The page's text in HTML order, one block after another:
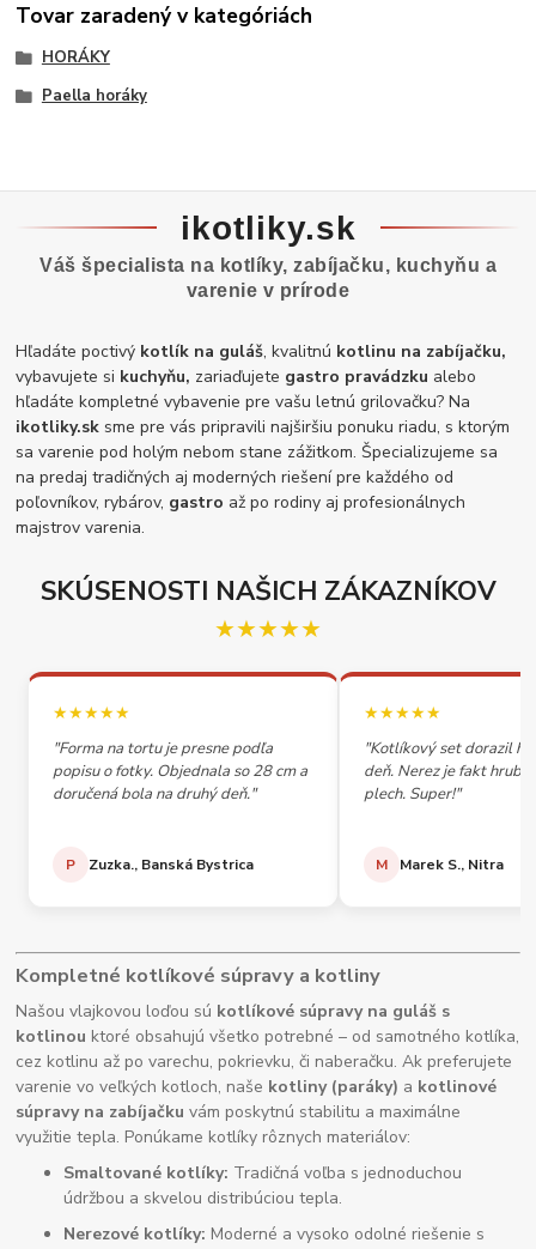
Tovar zaradený v kategóriách
HORÁKY
Paella horáky
ikotliky.sk
Váš špecialista na kotlíky, zabíjačku, kuchyňu a
varenie v prírode
Hľadáte poctivý kotlík na guláš, kvalitnú kotlinu na zabíjačku,
vybavujete si kuchyňu, zariaďujete gastro pravádzku alebo
hľadáte kompletné vybavenie pre vašu letnú grilovačku? Na
ikotliky.sk sme pre vás pripravili najširšiu ponuku riadu, s ktorým
sa varenie pod holým nebom stane zážitkom. Špecializujeme sa
na predaj tradičných aj moderných riešení pre každého od
poľovníkov, rybárov, gastro až po rodiny aj profesionálnych
majstrov varenia.
SKÚSENOSTI NAŠICH ZÁKAZNÍKOV
★★★★★
★★★★★
"Forma na tortu je presne podľa
popisu o fotky. Objednala so 28 cm a
doručená bola na druhý deň."
P Zuzka., Banská Bystrica
★★★★★
"Kotlíkový set dorazil
deň. Nerez je fakt
plech. Super!"
M Marek S., Nitra
Kompletné kotlíkové súpravy a kotliny
Našou vlajkovou loďou sú kotlíkové súpravy na guláš s
kotlinou ktoré obsahujú všetko potrebné – od samotného kotlíka,
cez kotlinu až po varechu, pokrievku, či naberačku. Ak preferujete
varenie vo veľkých kotloch, naše kotliny (paráky) a kotlinové
súpravy na zabíjačku vám poskytnú stabilitu a maximálne
využitie tepla. Ponúkame kotlíky rôznych materiálov:
Smaltované kotlíky: Tradičná voľba s jednoduchou
údržbou a skvelou distribúciou tepla.
Nerezové kotlíky: Moderné a vysoko odolné riešenie s